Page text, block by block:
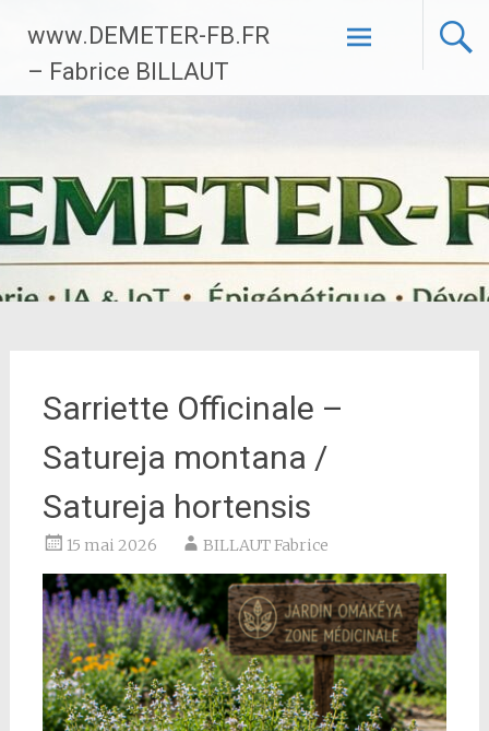
contenu
principal
www.DEMETER-FB.FR
– Fabrice BILLAUT
Sarriette Officinale –
Satureja montana /
Satureja hortensis
15 mai 2026 BILLAUT Fabrice